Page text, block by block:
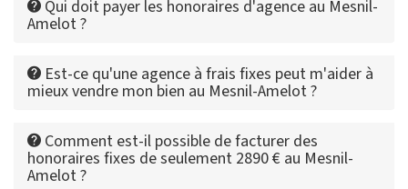
Qui doit payer les honoraires d'agence au Mesnil-
Amelot ?
Est-ce qu'une agence à frais fixes peut m'aider à
mieux vendre mon bien au Mesnil-Amelot ?
Comment est-il possible de facturer des
honoraires fixes de seulement 2890 € au Mesnil-
Amelot ?